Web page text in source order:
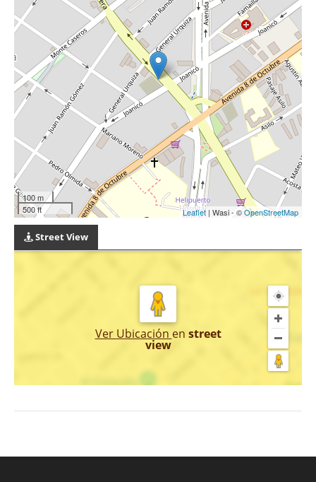
100 m
500 ft
Leaflet | Wasi - ©OpenStreetMap
Street View
Ver Ubicación en street
view